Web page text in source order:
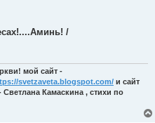
/
мой сайт -
svetzaveta.blogspot.com/ и сайт
Светлана Камаскина , стихи по